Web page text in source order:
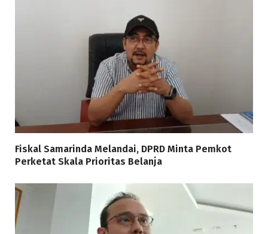
Fiskal Samarinda Melandai, DPRD Minta Pemkot
Perketat Skala Prioritas Belanja